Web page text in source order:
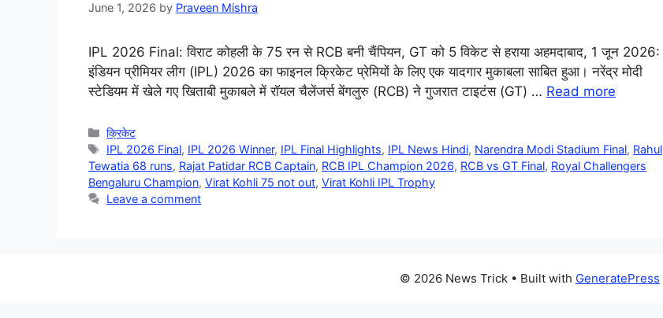
June 1, 2026 by Praveen Mishra
IPL 2026 Final: विराट कोहली के 75 रन से RCB बनी चैंपियन, GT को 5 विकेट से हराया अहमदाबाद, 1 जून 2026:
इंडियन प्रीमियर लीग (IPL) 2026 का फाइनल क्रिकेट प्रेमियों के लिए एक यादगार मुकाबला साबित हुआ। नरेंद्र मोदी
स्टेडियम में खेले गए खिताबी मुकाबले में रॉयल चैलेंजर्स बेंगलुरु (RCB) ने गुजरात टाइटंस (GT) … Read more
Categories
क्रिकेट
Tags
IPL 2026 Final, IPL 2026 Winner, IPL Final Highlights, IPL News Hindi, Narendra Modi Stadium Final, Rahul
Tewatia 68 runs, Rajat Patidar RCB Captain, RCB IPL Champion 2026, RCB vs GT Final, Royal Challengers
Bengaluru Champion, Virat Kohli 75 not out, Virat Kohli IPL Trophy
Leave a comment
© 2026 News Trick • Built with GeneratePress